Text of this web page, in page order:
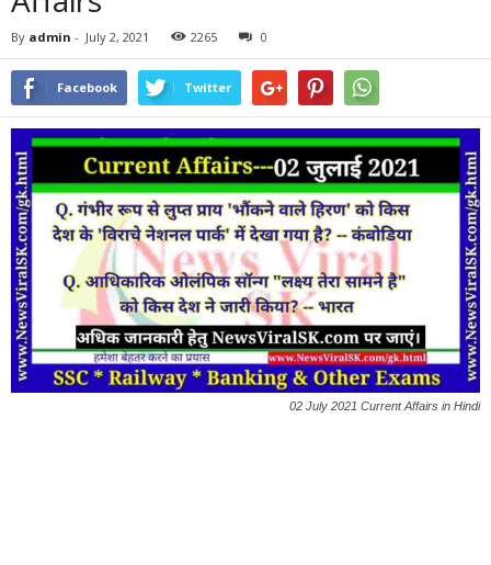
By admin - July 2, 2021 2265 0
Facebook Twitter
02 July 2021 Current Affairs in Hindi